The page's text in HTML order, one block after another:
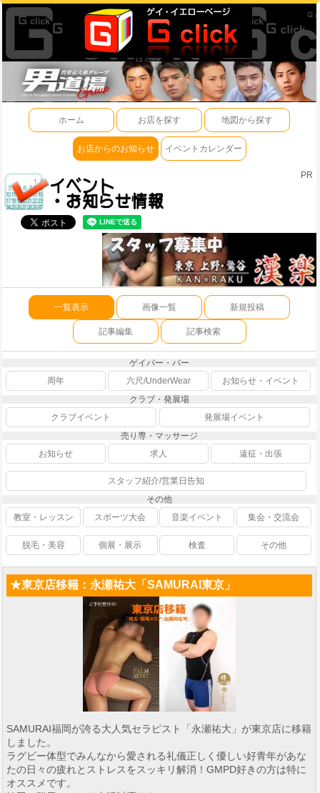
ホーム お店を探す 地図から探す
お店からのお知らせ イベントカレンダー
PR
一覧表示 画像一覧 新規投稿
記事編集 記事検索
ゲイバー・バー
周年
六尺/UnderWear
お知らせ・イベント
クラブ・発展場
クラブイベント
発展場イベント
売り専・マッサージ
お知らせ
求人 遠征・出張
スタッフ紹介/営業日告知
その他
教室・レッスン
スポーツ大会 音楽イベント 集会・交流会
脱毛・美容 個展・展示 検査 その他
★東京店移籍：永瀬祐大「SAMURAI東京」
SAMURAI福岡が誇る大人気セラピスト「永瀬祐大」が東京店に移籍
しました。
ラグビー体型でみんなから愛される礼儀正しく優しい好青年があな
たの日々の疲れとストレスをスッキリ解消！GMPD好きの方は特に
オススメです。